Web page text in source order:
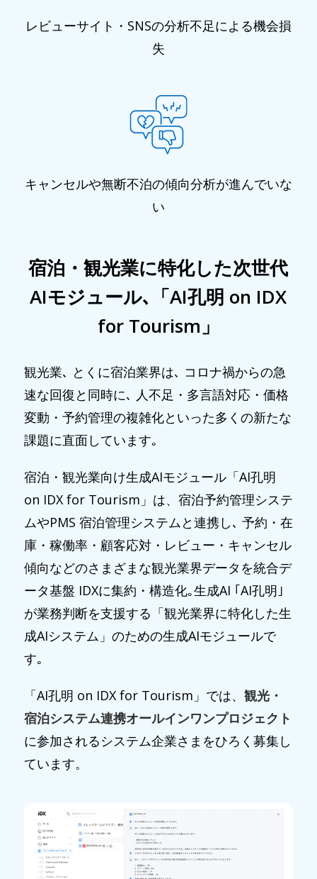
レビューサイト・SNSの分析不足による機会損
失
キャンセルや無断不泊の傾向分析が進んでいな
い
宿泊・観光業に特化した次世代
AIモジュール､「AI孔明 on IDX
for Tourism」
観光業､ とくに宿泊業界は､ コロナ禍からの急
速な回復と同時に､ 人不足・多言語対応・価格
変動・予約管理の複雑化といった多くの新たな
課題に直面しています｡
宿泊・観光業向け生成AIモジュール「AI孔明
on IDX for Tourism」は、宿泊予約管理システ
ムやPMS 宿泊管理システムと連携し､ 予約・在
庫・稼働率・顧客応対・レビュー・キャンセル
傾向などのさまざまな観光業界データを統合デ
ータ基盤 IDXに集約・構造化｡生成AI ｢AI孔明｣
が業務判断を支援する「観光業界に特化した生
成AIシステム」のための生成AIモジュールで
す｡
「AI孔明 on IDX for Tourism」では、 観光・
宿泊システム連携オールインワンプロジェクト
に参加されるシステム企業さまをひろく募集し
ています。